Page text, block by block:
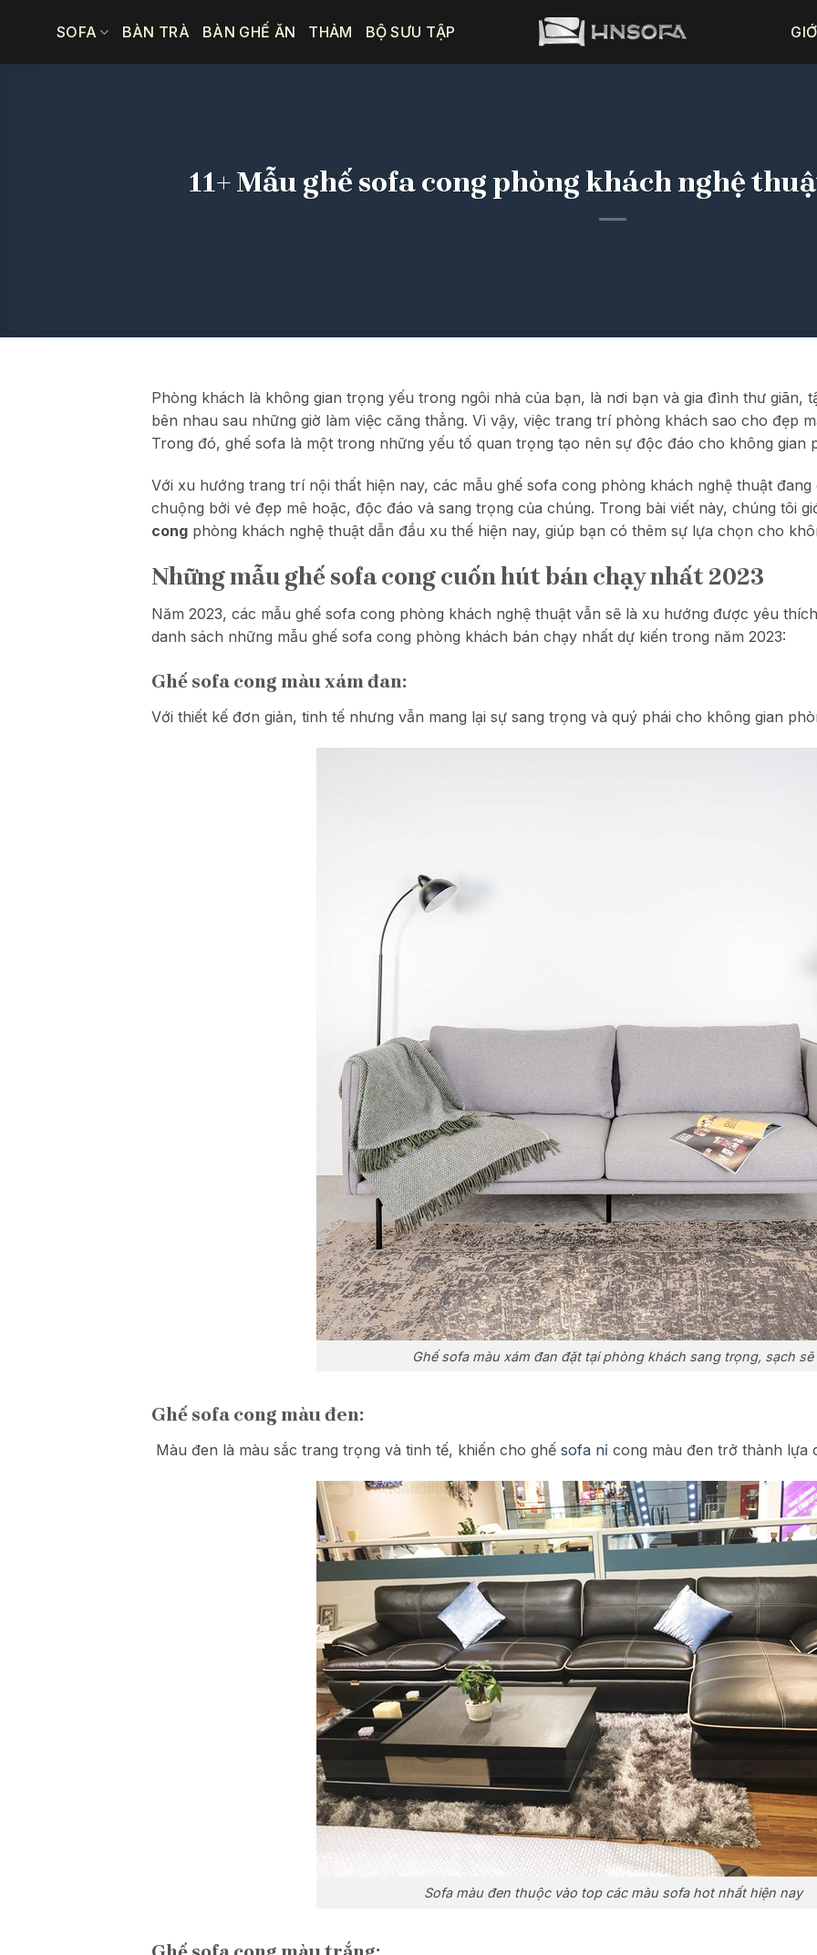
SOFA BÀN TRÀ BÀN GHẾ ĂN THẢM BỘ SƯU TẬP
11+ Mẫu ghế sofa cong phòng khách nghệ
Phòng khách là không gian trọng yếu trong ngôi nhà của bạn, là nơi bạn và gia đình thư giãn,
bên nhau sau những giờ làm việc căng thẳng. Vì vậy, việc trang trí phòng khách sao cho đẹp
Trong đó, ghế sofa là một trong những yếu tố quan trọng tạo nên sự độc đáo cho không gian
Với xu hướng trang trí nội thất hiện nay, các mẫu ghế sofa cong phòng khách nghệ thuật
chuộng bởi vẻ đẹp mê hoặc, độc đáo và sang trọng của chúng. Trong bài viết này, chúng tôi
cong phòng khách nghệ thuật dẫn đầu xu thế hiện nay, giúp bạn có thêm sự lựa chọn cho
Những mẫu ghế sofa cong cuốn hút bán chạy nhất 2023
Năm 2023, các mẫu ghế sofa cong phòng khách nghệ thuật vẫn sẽ là xu hướng được yêu
danh sách những mẫu ghế sofa cong phòng khách bán chạy nhất dự kiến trong năm 2023:
Ghế sofa cong màu xám đan:
Với thiết kế đơn giản, tinh tế nhưng vẫn mang lại sự sang trọng và quý phái cho không gian
Ghế sofa màu xám đan đặt tại phòng khách sang trọng, sạch sẽ
Ghế sofa cong màu đen:
Màu đen là màu sắc trang trọng và tinh tế, khiến cho ghếsofa nỉ cong màu đen trở thành lựa
Sofa màu đen thuộc vào top các màu sofa hot nhất hiện nay